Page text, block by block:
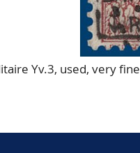
Yv.3, used, very fine